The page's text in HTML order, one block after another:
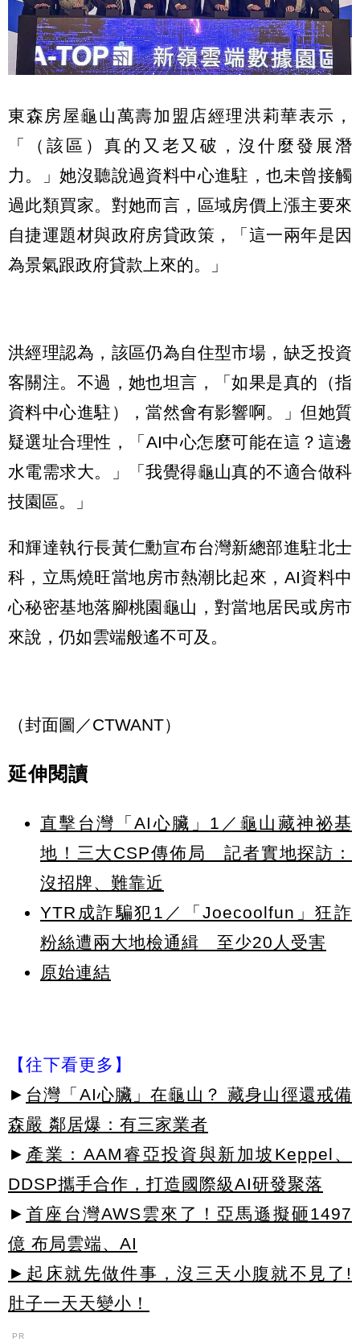
東森房屋龜山萬壽加盟店經理洪莉華表示，
「（該區）真的又老又破，沒什麼發展潛
力。」她沒聽說過資料中心進駐，也未曾接觸
過此類買家。對她而言，區域房價上漲主要來
自捷運題材與政府房貸政策，「這一兩年是因
為景氣跟政府貸款上來的。」
洪經理認為，該區仍為自住型市場，缺乏投資
客關注。不過，她也坦言，「如果是真的（指
資料中心進駐），當然會有影響啊。」但她質
疑選址合理性，「AI中心怎麼可能在這？這邊
水電需求大。」「我覺得龜山真的不適合做科
技園區。」
和輝達執行長黃仁勳宣布台灣新總部進駐北士
科，立馬燒旺當地房市熱潮比起來，AI資料中
心秘密基地落腳桃園龜山，對當地居民或房市
來說，仍如雲端般遙不可及。
（封面圖／CTWANT）
延伸閱讀
直擊台灣「AI心臟」1／龜山藏神祕基
地！三大CSP傳佈局 記者實地探訪：
沒招牌、難靠近
YTR成詐騙犯1／「Joecoolfun」狂詐
粉絲遭兩大地檢通緝 至少20人受害
原始連結
【往下看更多】
► 台灣「AI心臟」在龜山？ 藏身山徑還戒備
森嚴 鄰居爆：有三家業者
► 產業：AAM睿亞投資與新加坡Keppel、
DDSP攜手合作，打造國際級AI研發聚落
► 首座台灣AWS雲來了！亞馬遜擬砸1497
億 布局雲端、AI
►起床就先做件事，沒三天小腹就不見了!
肚子一天天變小！
PR